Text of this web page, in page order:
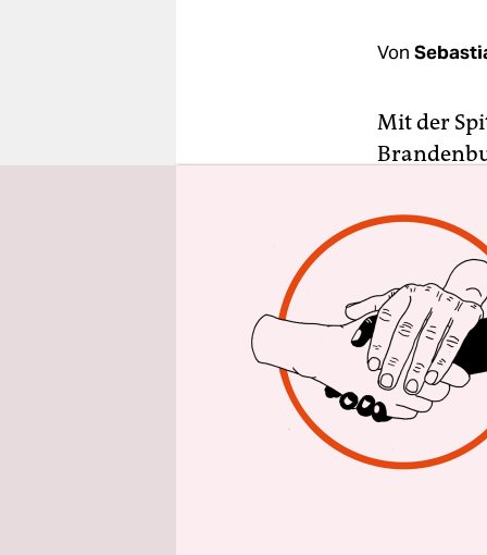
Von
Mit der
Angst“
80
ein
Bis
nachts
und
Mitte am